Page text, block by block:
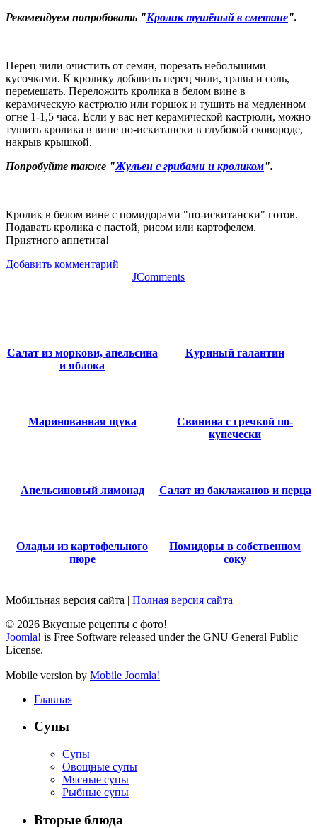
Рекомендуем попробовать "Кролик тушёный в сметане".
Перец чили очистить от семян, порезать небольшими
кусочками. К кролику добавить перец чили, травы и соль,
перемешать. Переложить кролика в белом вине в
керамическую кастрюлю или горшок и тушить на медленном
огне 1-1,5 часа. Если у вас нет керамической кастрюли, можно
тушить кролика в вине по-искитански в глубокой сковороде,
накрыв крышкой.
Попробуйте также "Жульен с грибами и кроликом".
Кролик в белом вине с помидорами "по-искитански" готов.
Подавать кролика с пастой, рисом или картофелем.
Приятного аппетита!
Добавить комментарий
JComments
Салат из моркови, апельсина
и яблока
Куриный галантин
Маринованная щука
Свинина с гречкой по-
купечески
Апельсиновый лимонад Салат из баклажанов и перца
Оладьи из картофельного
пюре
Помидоры в собственном
соку
Мобильная версия сайта | Полная версия сайта
© 2026 Вкусные рецепты с фото!
Joomla! is Free Software released under the GNU General Public
License.
Mobile version by Mobile Joomla!
Главная
Супы
Супы
Овощные супы
Мясные супы
Рыбные супы
Вторые блюда